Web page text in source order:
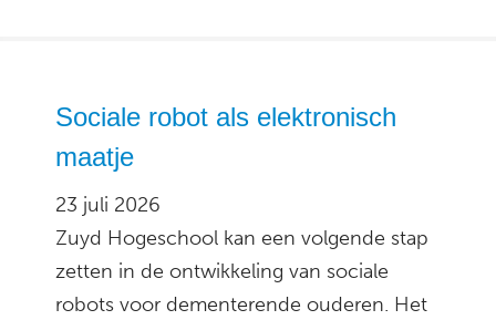
Sociale robot als elektronisch
maatje
23 juli 2026
Zuyd Hogeschool kan een volgende stap
zetten in de ontwikkeling van sociale
robots voor dementerende ouderen. Het